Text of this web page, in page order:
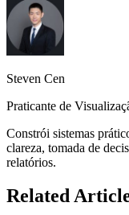
Steven Cen
Praticante de
Constrói sistemas
clareza, tomada de
relatórios.
Related